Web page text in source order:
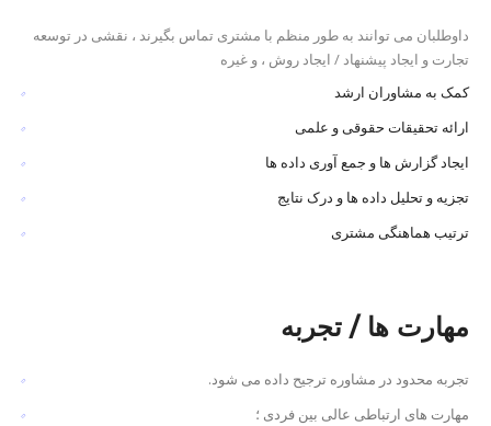
داوطلبان می توانند به طور منظم با مشتری تماس بگیرند ، نقشی در توسعه
تجارت و ایجاد پیشنهاد / ایجاد روش ، و غیره
کمک به مشاوران ارشد
ارائه تحقیقات حقوقی و علمی
ایجاد گزارش ها و جمع آوری داده ها
تجزیه و تحلیل داده ها و درک نتایج
ترتیب هماهنگی مشتری
مهارت ها / تجربه
تجربه محدود در مشاوره ترجیح داده می شود.
مهارت های ارتباطی عالی بین فردی ؛